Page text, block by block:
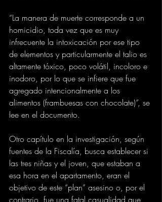
“La manera de muerte corresponde a un
homicidio, toda vez que es muy
infrecuente la intoxicación por ese tipo
de elementos y particularmente el talio es
altamente tóxico, poco volátil, incoloro e
inodoro, por lo que se infiere que fue
agregado intencionalmente a los
alimentos (frambuesas con chocolate)”, se
lee en el documento.
Otro capítulo en la investigación, según
fuentes de la Fiscalía, busca establecer si
las tres niñas y el joven, que estaban a
esa hora en el apartamento, eran el
objetivo de este “plan” asesino o, por el
contrario, fue una fatal casualidad que